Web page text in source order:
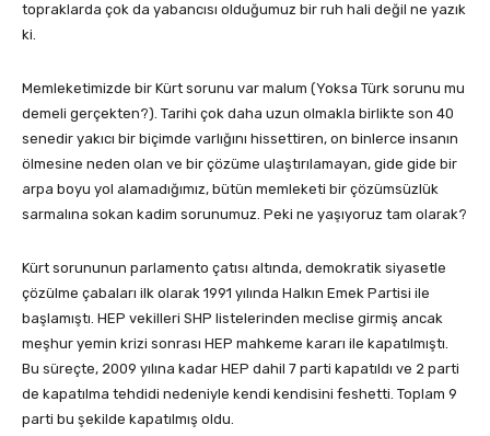
topraklarda çok da yabancısı olduğumuz bir ruh hali değil ne yazık
ki.
Memleketimizde bir Kürt sorunu var malum (Yoksa Türk sorunu mu
demeli gerçekten?). Tarihi çok daha uzun olmakla birlikte son 40
senedir yakıcı bir biçimde varlığını hissettiren, on binlerce insanın
ölmesine neden olan ve bir çözüme ulaştırılamayan, gide gide bir
arpa boyu yol alamadığımız, bütün memleketi bir çözümsüzlük
sarmalına sokan kadim sorunumuz. Peki ne yaşıyoruz tam olarak?
Kürt sorununun parlamento çatısı altında, demokratik siyasetle
çözülme çabaları ilk olarak 1991 yılında Halkın Emek Partisi ile
başlamıştı. HEP vekilleri SHP listelerinden meclise girmiş ancak
meşhur yemin krizi sonrası HEP mahkeme kararı ile kapatılmıştı.
Bu süreçte, 2009 yılına kadar HEP dahil 7 parti kapatıldı ve 2 parti
de kapatılma tehdidi nedeniyle kendi kendisini feshetti. Toplam 9
parti bu şekilde kapatılmış oldu.